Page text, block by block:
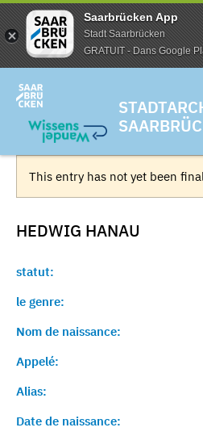
Saarbrücken App
Stadt Saarbrücken
GRATUIT - Dans Google
This entry has not yet been
HEDWIG HANAU
statut:
le genre:
Nom de naissance:
Appelé:
Alias:
Date de naissance: